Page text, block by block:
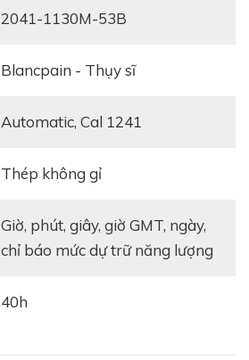
2041-1130M-53B
Blancpain - Thụy sĩ
automatic, Cal 1241
thép không gỉ
giờ, phút, giây, giờ GMT, ngày,
chỉ báo mức dự trữ năng lượng
40h